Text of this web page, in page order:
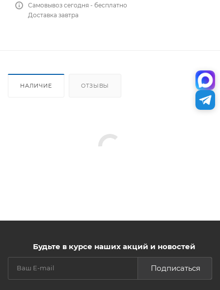
Самовывоз сегодня - бесплатно
Доставка завтра
НАЛИЧИЕ ОТЗЫВЫ
Будьте в курсе наших акций и новостей
Подписаться